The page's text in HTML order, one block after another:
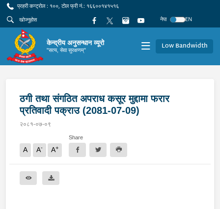
प्रहरी कन्ट्रोल : १००, टोल फ्री नं.: १६६००१४१५१६
नेपा
EN
केन्द्रीय अनुसन्धान व्यूरो
"सत्य, सेवा सुरक्षणम्" Low Bandwidth
ठगी तथा संगठित अपराध कसूर मुद्दामा फरार
प्रतिवादी पक्राउ (2081-07-09)
२०८१-०७-०९
A A- A+
Share